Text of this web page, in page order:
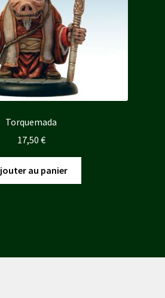
Torquemada
17,50 €
au panier